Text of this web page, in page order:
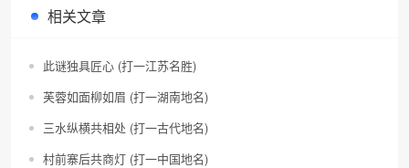
相关文章
此谜独具匠心 (打一江苏名胜)
芙蓉如面柳如眉 (打一湖南地名)
三水纵横共相处 (打一古代地名)
村前寨后共商灯 (打一中国地名)